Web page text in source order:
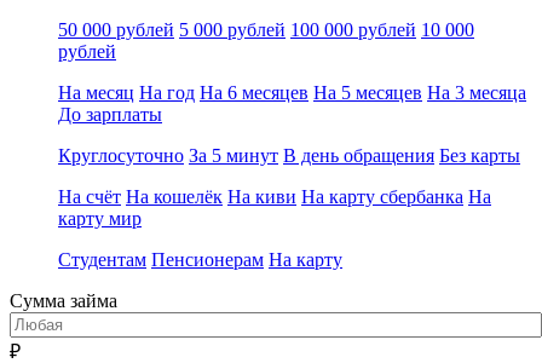
50 000 рублей 5 000 рублей 100 000 рублей 10 000
рублей
На месяц На год На 6 месяцев На 5 месяцев На 3 месяца
До зарплаты
Круглосуточно За 5 минут В день обращения Без карты
На счёт На кошелёк На киви На карту сбербанка На
карту мир
Студентам Пенсионерам На карту
Сумма займа
₽